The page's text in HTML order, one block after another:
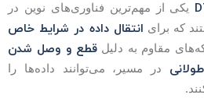
یکی از مهم‌ترین فناوری‌های نوین در
که برایانتقال داده در شرایط خاص
مقاوم به دلیلقطع و وصل شدن
در مسیر، می‌توانند داده‌ها را